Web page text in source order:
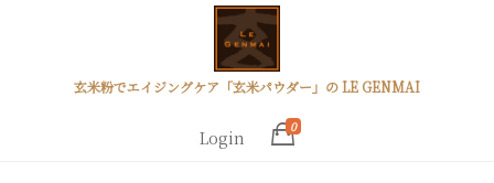
玄米粉でエイジングケア「玄米パウダー」の LE GENMAI
Login
0